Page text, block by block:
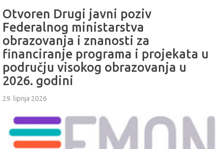
Otvoren Drugi javni poziv
Federalnog ministarstva
obrazovanja i znanosti za
financiranje programa i projekata u
području visokog obrazovanja u
2026. godini
29. lipnja 2026